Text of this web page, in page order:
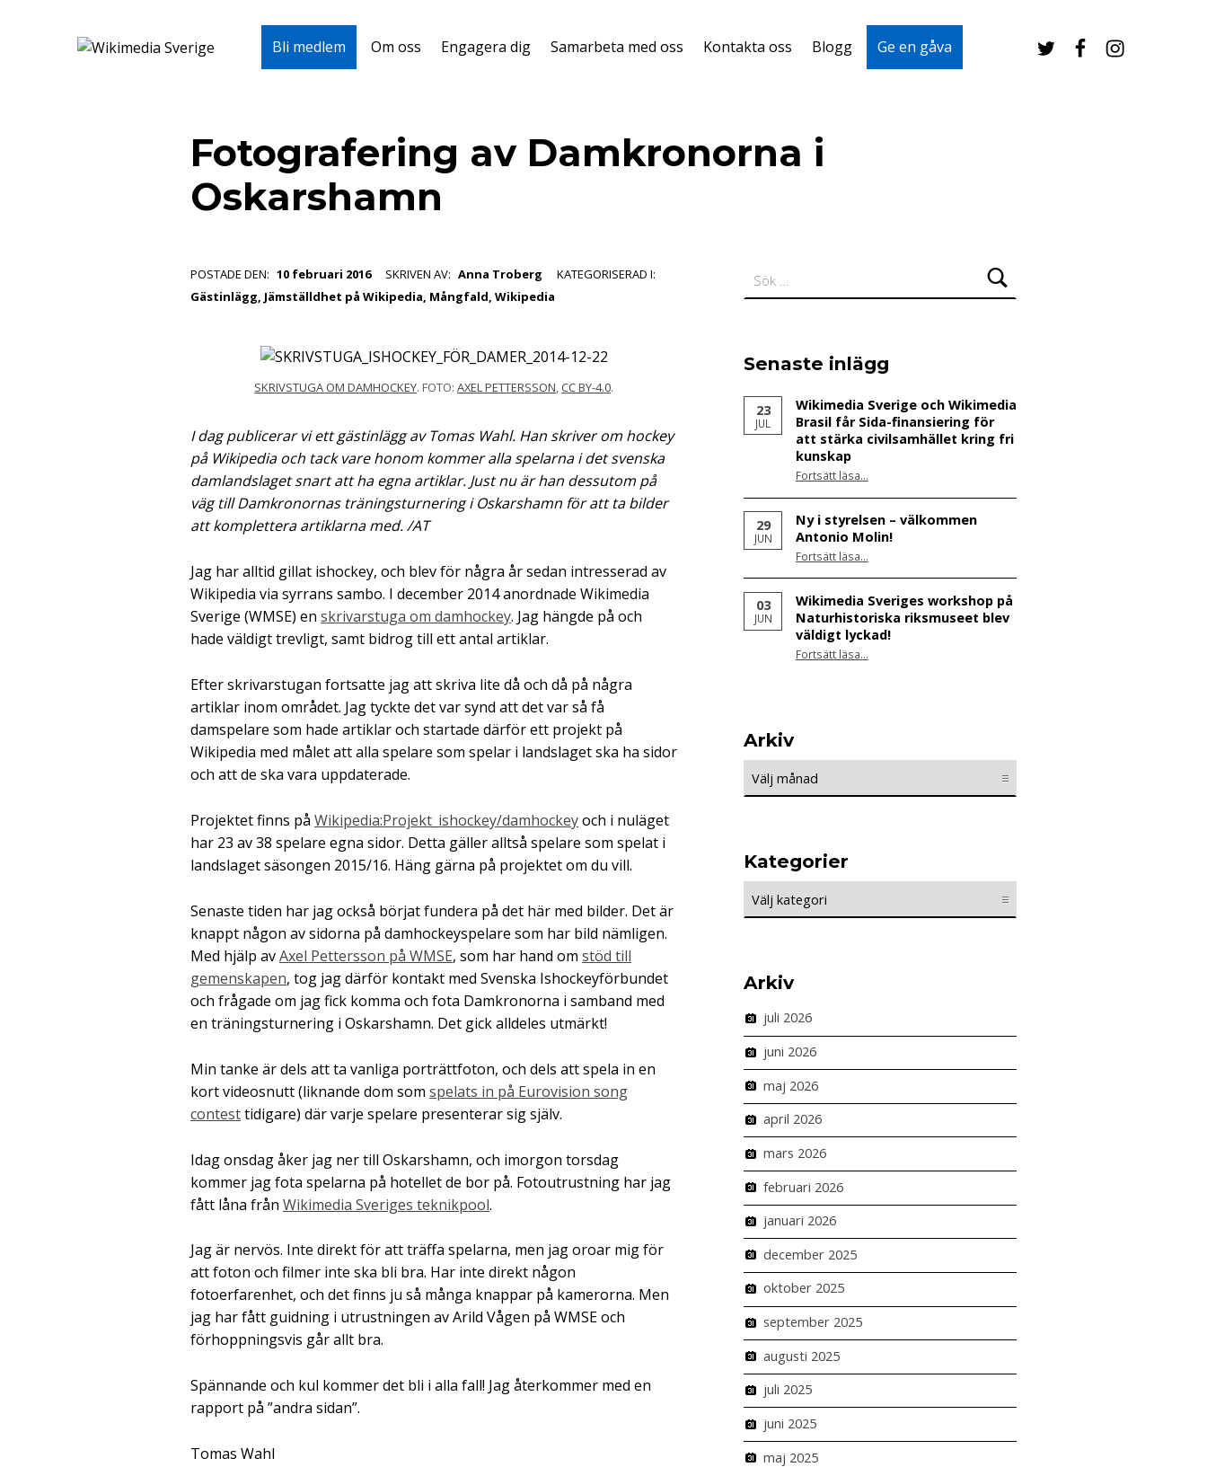
Bli medlem Om oss Engagera dig Samarbeta med oss Kontakta oss Blogg Ge en gåva
Fotografering av Damkronorna i
Oskarshamn
POSTADE DEN: 10 februari 2016 SKRIVEN AV: Anna Troberg
KATEGORISERAD I:
Gästinlägg, Jämställdhet på Wikipedia, Mångfald, Wikipedia
SKRIVSTUGA OM DAMHOCKEY. FOTO:AXEL PETTERSSON, CC BY-4.0.
I dag publicerar vi ett gästinlägg av Tomas Wahl. Han skriver om hockey
på Wikipedia och tack vare honom kommer alla spelarna i det svenska
damlandslaget snart att ha egna artiklar. Just nu är han dessutom på
väg till Damkronornas träningsturnering i Oskarshamn för att ta bilder
att komplettera artiklarna med. /AT
Jag har alltid gillat ishockey, och blev för några år sedan intresserad av
Wikipedia via syrrans sambo. I december 2014 anordnade Wikimedia
Sverige (WMSE) en skrivarstuga om damhockey. Jag hängde på och
hade väldigt trevligt, samt bidrog till ett antal artiklar.
Efter skrivarstugan fortsatte jag att skriva lite då och då på några
artiklar inom området. Jag tyckte det var synd att det var så få
damspelare som hade artiklar och startade därför ett projekt på
Wikipedia med målet att alla spelare som spelar i landslaget ska ha sidor
och att de ska vara uppdaterade.
Projektet finns på Wikipedia:Projekt_ishockey/damhockeyoch i nuläget
har 23 av 38 spelare egna sidor. Detta gäller alltså spelare som spelat i
landslaget säsongen 2015/16. Häng gärna på projektet om du vill.
Senaste tiden har jag också börjat fundera på det här med bilder. Det är
knappt någon av sidorna på damhockeyspelare som har bild nämligen.
Med hjälp avAxel Pettersson på WMSE, som har hand om stöd till
gemenskapen, tog jag därför kontakt med Svenska Ishockeyförbundet
och frågade om jag fick komma och fota Damkronorna i samband med
en träningsturnering i Oskarshamn. Det gick alldeles utmärkt!
Min tanke är dels att ta vanliga porträttfoton, och dels att spela in en
kort videosnutt (liknande dom som spelats in på Eurovision song
contesttidigare) där varje spelare presenterar sig själv.
Idag onsdag åker jag ner till Oskarshamn, och imorgon torsdag
kommer jag fota spelarna på hotellet de bor på. Fotoutrustning har jag
fått låna från Wikimedia Sveriges teknikpool.
Jag är nervös. Inte direkt för att träffa spelarna, men jag oroar mig för
att foton och filmer inte ska bli bra. Har inte direkt någon
fotoerfarenhet, och det finns ju så många knappar på kamerorna. Men
jag har fått guidning i utrustningen av Arild Vågen på WMSE och
förhoppningsvis går allt bra.
Spännande och kul kommer det bli i alla fall! Jag återkommer med en
rapport på ”andra sidan”.
Tomas Wahl
Senaste inlägg
23
JUL
Wikimedia Sverige och Wikimedia
Brasil får Sida-finansiering för
att stärka civilsamhället kring fri
kunskap
Fortsätt läsa“Wikimedia Sverige och Wikimedia Brasil får Sida-finansiering för att stärka civilsamhället kring fri kunskap”
…
29
JUN
Ny i styrelsen – välkommen
Antonio Molin!
Fortsätt läsa“Ny i styrelsen – välkommen Antonio Molin!”
…
03
JUN
Wikimedia Sveriges workshop på
Naturhistoriska riksmuseet blev
väldigt lyckad!
Fortsätt läsa“Wikimedia Sveriges workshop på Naturhistoriska riksmuseet blev väldigt lyckad!”
…
Arkiv
Arkiv
Kategorier
Kategorier
Arkiv
juli 2026
juni 2026
maj 2026
april 2026
mars 2026
februari 2026
januari 2026
december 2025
oktober 2025
september 2025
augusti 2025
juli 2025
juni 2025
maj 2025